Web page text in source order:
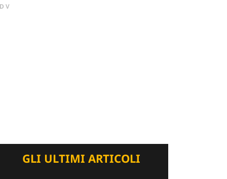
GLI ULTIMI ARTICOLI